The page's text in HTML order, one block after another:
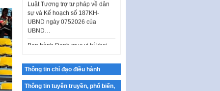
UBND…
Ban hành Danh mục vị trí khai
thác quảng cáo trên địa bàn
chính luận về bảo vệ nền tảng tư
tưởng của Đảng…
Công bố công khai dự toán kinh
Thông tin chỉ đạo điều hành
Thông tin tuyên truyền, phổ biến,